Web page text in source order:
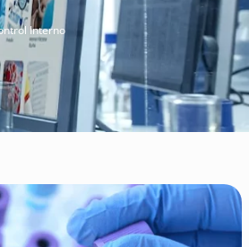
Interno